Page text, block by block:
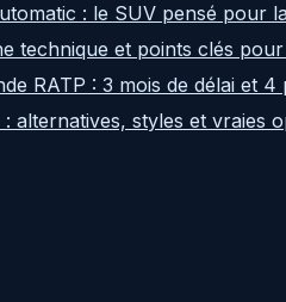
: le SUV pensé pour
technique et points clés
RATP : 3 mois de délai et
: alternatives, styles et vraies